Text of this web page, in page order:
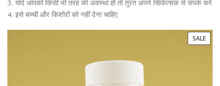
3. यदि आपको किसी भी तरह की अवस्था हो तो तुरंत अपने चिकित्सक से संपर्क करें
4. इसे बच्चों और किशोरों को नहीं देना चाहिए
SALE